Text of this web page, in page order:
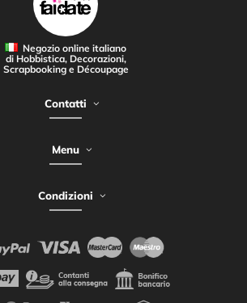
Negozio online italiano
di Hobbistica, Decorazioni,
Scrapbooking e Découpage
Contatti
Menu
Condizioni